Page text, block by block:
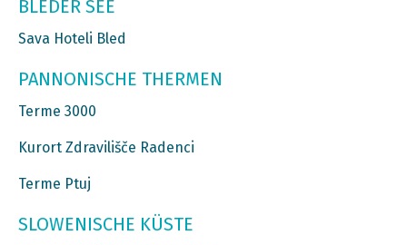
BLEDER SEE
Sava Hoteli Bled
PANNONISCHE THERMEN
Terme 3000
Kurort Zdravilišče Radenci
Terme Ptuj
SLOWENISCHE KÜSTE